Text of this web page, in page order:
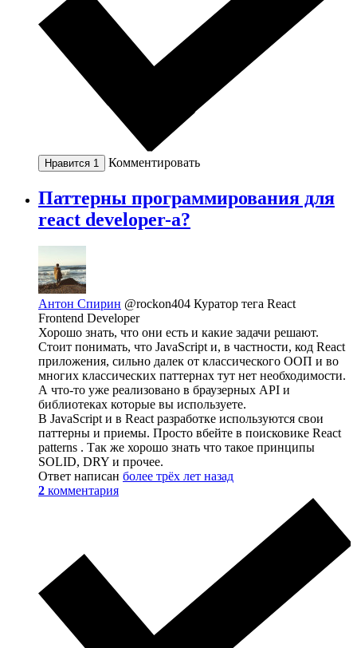
Нравится 1 Комментировать
Паттерны программирования для
react developer-а?
Антон Спирин @rockon404 Куратор тега React
Frontend Developer
Хорошо знать, что они есть и какие задачи решают.
Стоит понимать, что JavaScript и, в частности, код React
приложения, сильно далек от классического ООП и во
многих классических паттернах тут нет необходимости.
А что-то уже реализовано в браузерных API и
библиотеках которые вы используете.
В JavaScript и в React разработке используются свои
паттерны и приемы. Просто вбейте в поисковике React
patterns . Так же хорошо знать что такое принципы
SOLID, DRY и прочее.
Ответ написан более трёх лет назад
2 комментария